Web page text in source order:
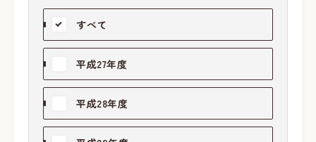
すべて
平成27年度
平成28年度